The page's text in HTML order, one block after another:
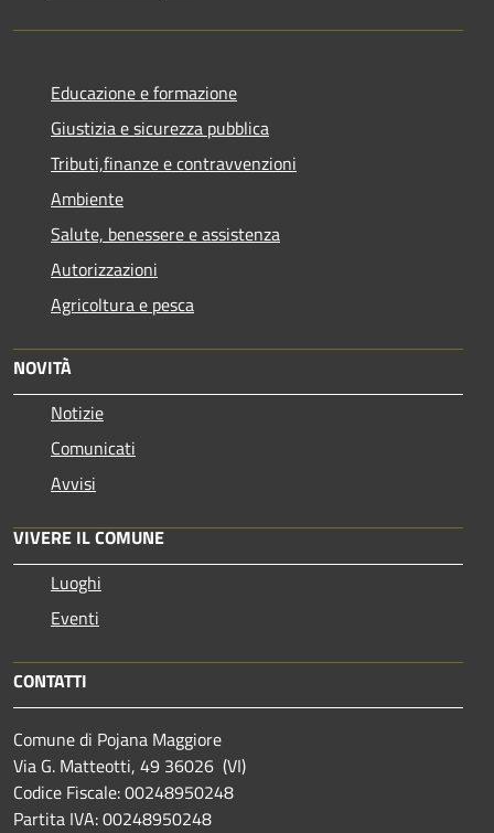
Educazione e formazione
Giustizia e sicurezza pubblica
Tributi,finanze e contravvenzioni
Ambiente
Salute, benessere e assistenza
Autorizzazioni
Agricoltura e pesca
NOVITÀ
Notizie
Comunicati
Avvisi
VIVERE IL COMUNE
Luoghi
Eventi
CONTATTI
Comune di Pojana Maggiore
Via G. Matteotti, 49 36026 (VI)
Codice Fiscale: 00248950248
Partita IVA: 00248950248